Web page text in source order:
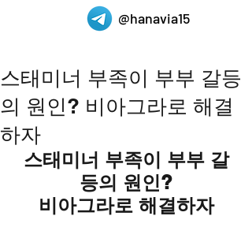
@hanavia15
스태미너 부족이 부부 갈등
의 원인? 비아그라로 해결
하자
스태미너 부족이 부부 갈
등의 원인?
비아그라로 해결하자